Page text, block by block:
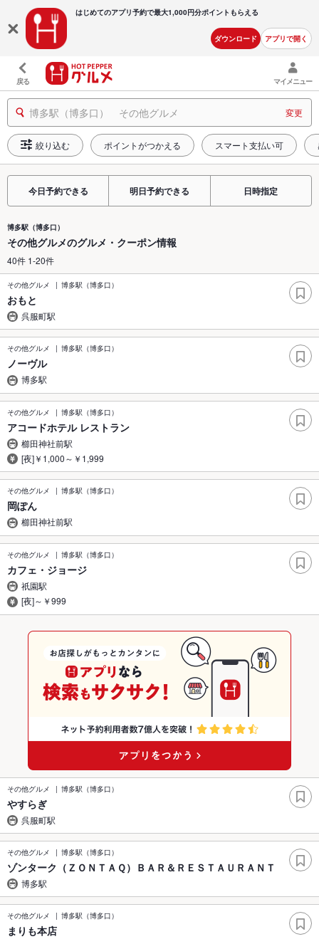
はじめてのアプリ予約で最大1,000円分ポイントもらえる
ダウンロード アプリで開く
戻る マイメニュー
博多駅（博多口） その他グルメ 変更
絞り込む ポイントがつかえる スマート支払い可
今日予約できる 明日予約できる 日時指定
博多駅（博多口）
その他グルメのグルメ・クーポン情報
40件 1-20件
その他グルメ 博多駅（博多口）
おもと
呉服町駅
その他グルメ 博多駅（博多口）
ノーヴル
博多駅
その他グルメ 博多駅（博多口）
アコードホテル レストラン
櫛田神社前駅
[夜]￥1,000～￥1,999
その他グルメ 博多駅（博多口）
岡ぽん
櫛田神社前駅
その他グルメ 博多駅（博多口）
カフェ・ジョージ
祇園駅
[夜]～￥999
その他グルメ 博多駅（博多口）
やすらぎ
呉服町駅
その他グルメ 博多駅（博多口）
ゾンターク（ＺＯＮＴＡＱ）ＢＡＲ＆ＲＥＳＴＡＵＲＡＮＴ
博多駅
その他グルメ 博多駅（博多口）
まりも本店